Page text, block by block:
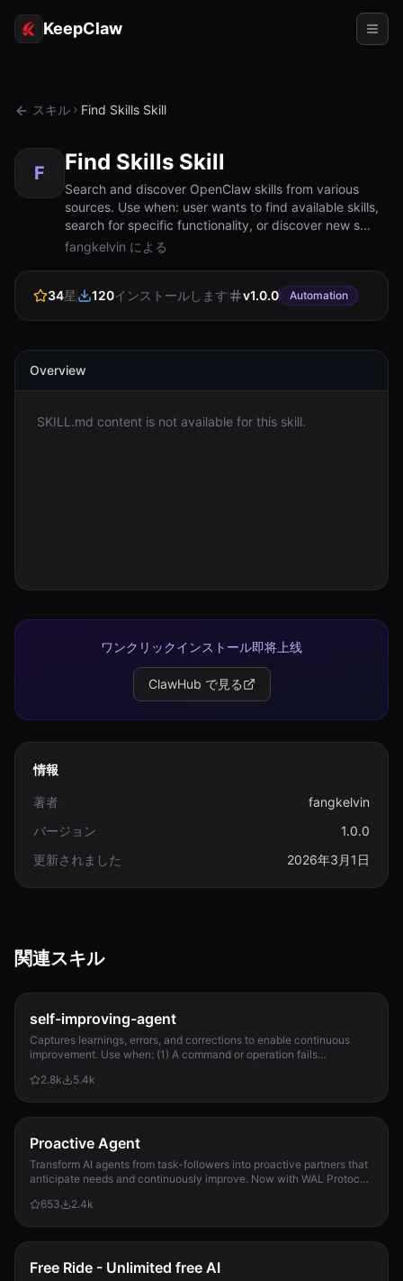
KeepClaw
トークンアクセス
ユースケース
リソース
ドキュメント
スキル Find Skills Skill
F Find Skills Skill
Search and discover OpenClaw skills from various
sources. Use when: user wants to find available skills,
search for specific functionality, or discover new s...
fangkelvin による
34星 120インストールします v1.0.0 Automation
Overview
SKILL.md content is not available for this skill.
ワンクリックインストール即将上线
ClawHub で見る
情報
著者
fangkelvin
バージョン
1.0.0
更新されました
2026年3月1日
関連スキル
self-improving-agent
Captures learnings, errors, and corrections to enable continuous
improvement. Use when: (1) A command or operation fails
2.8k
5.4k
Proactive Agent
Transform AI agents from task-followers into proactive partners that
anticipate needs and continuously improve. Now with WAL Protocol,
of the Hal Stack 🦞
653 2.4k
Free Ride - Unlimited free AI